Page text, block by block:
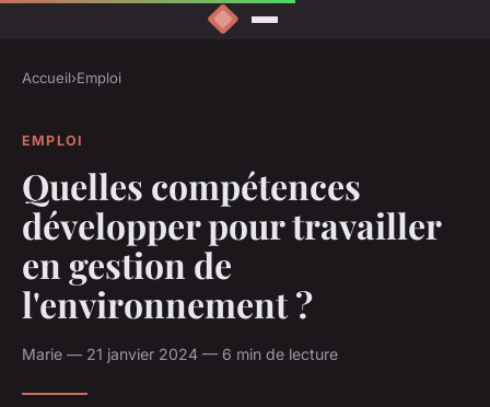
Accueil›Emploi
EMPLOI
Quelles compétences
développer pour travailler
en gestion de
l'environnement ?
Marie — 21 janvier 2024 — 6 min de lecture